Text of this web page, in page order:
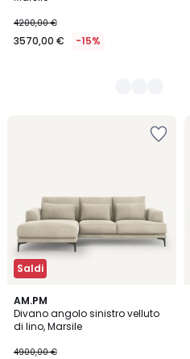
4200,00 €
3570,00 € -15%
Saldi
AM.PM
Divano angolo sinistro velluto
di lino, Marsile
4900,00 €
5
Colori